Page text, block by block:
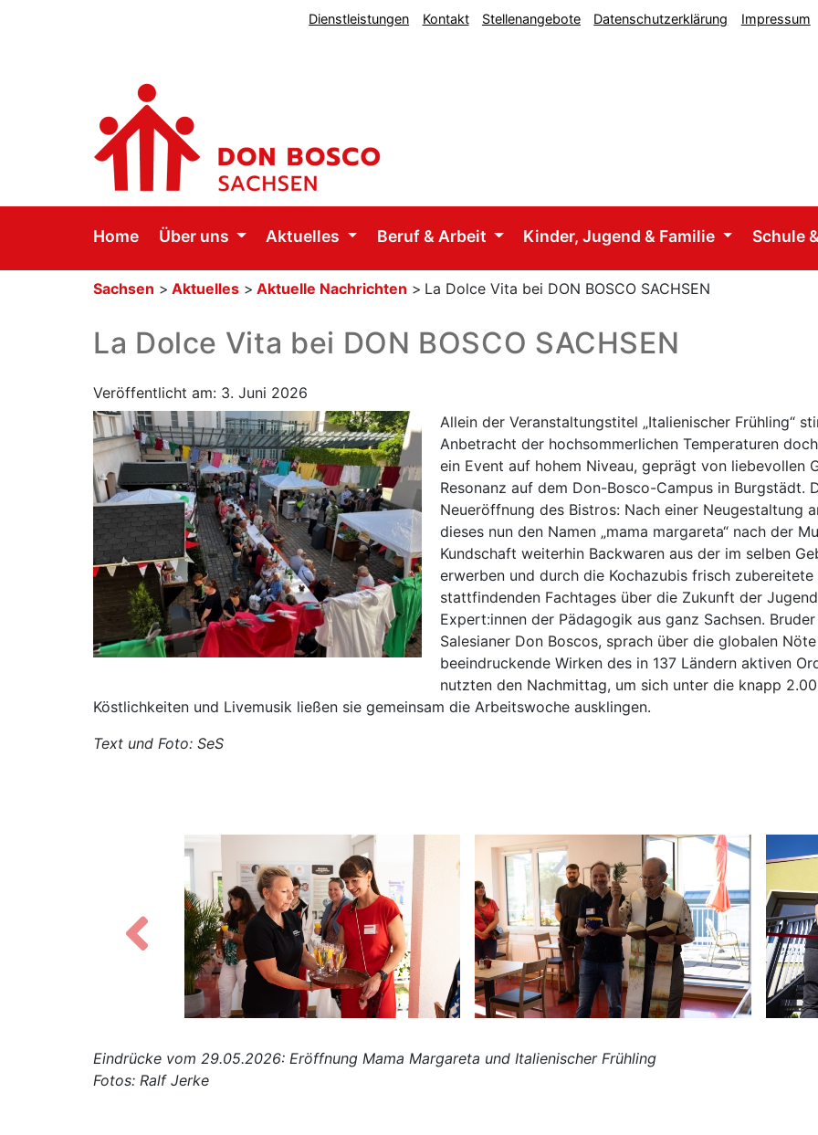
Dienstleistungen Kontakt Stellenangebote Datenschutzerklärung Impressum
Home Über uns Aktuelles Beruf & Arbeit Kinder, Jugend & Familie Schule
Sachsen > Aktuelles > Aktuelle Nachrichten > La Dolce Vita bei DON BOSCO SACHSEN
La Dolce Vita bei DON BOSCO SACHSEN
Veröffentlicht am: 3. Juni 2026
Allein der Veranstaltungstitel „Italienischer Frühling“
Anbetracht der hochsommerlichen Temperaturen
ein Event auf hohem Niveau, geprägt von liebevollen
Resonanz auf dem Don-Bosco-Campus in Burgstädt.
Neueröffnung des Bistros: Nach einer Neugestaltung
dieses nun den Namen „mama margareta“ nach der
Kundschaft weiterhin Backwaren aus der im selben
erwerben und durch die Kochazubis frisch
stattfindenden Fachtages über die Zukunft der
Expert:innen der Pädagogik aus ganz Sachsen.
Salesianer Don Boscos, sprach über die globalen
beeindruckende Wirken des in 137 Ländern aktiven
nutzten den Nachmittag, um sich unter die knapp
Köstlichkeiten und Livemusik ließen sie gemeinsam die Arbeitswoche ausklingen.
Text und Foto: SeS
Zurück
Eindrücke vom 29.05.2026: Eröffnung Mama Margareta und Italienischer Frühling
Fotos: Ralf Jerke